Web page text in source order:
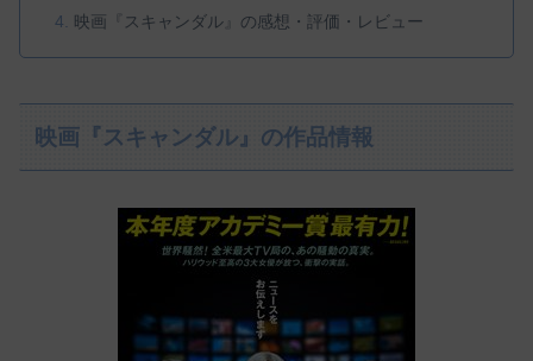
映画『スキャンダル』の感想・評価・レビュー
映画『スキャンダル』の作品情報